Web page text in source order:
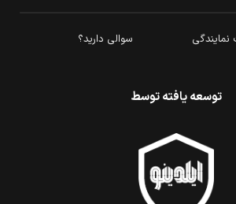
سوالی دارید؟
توسعه یافته توسط